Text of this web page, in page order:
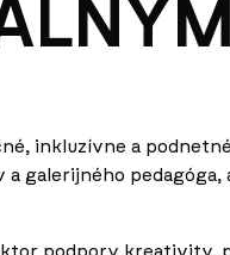
inkluzívne a